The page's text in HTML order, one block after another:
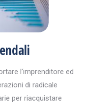
l’imprenditore ed
di radicale
per riacquistare